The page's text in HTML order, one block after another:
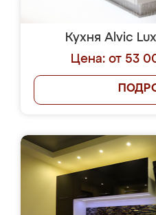
Кухня Alvic
Цена: от 53